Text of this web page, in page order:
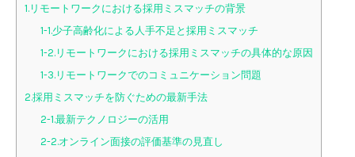
1.リモートワークにおける採用ミスマッチの背景
1-1.少子高齢化による人手不足と採用ミスマッチ
1-2.リモートワークにおける採用ミスマッチの具体的な原因
1-3.リモートワークでのコミュニケーション問題
2.採用ミスマッチを防ぐための最新手法
2-1.最新テクノロジーの活用
2-2.オンライン面接の評価基準の見直し